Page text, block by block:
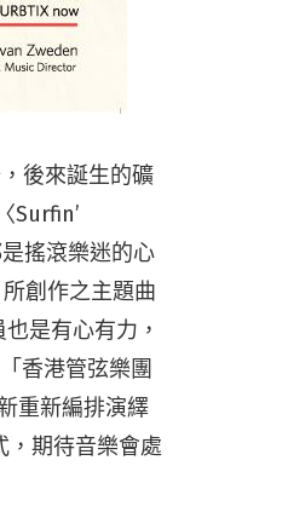
後來誕生的礦
Surfin’
搖滾樂迷的心
創作之主題曲
是有心有力，
香港管弦樂團
重新編排演繹
，期待音樂會處